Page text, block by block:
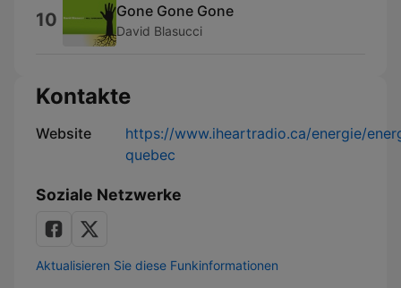
10 Gone Gone Gone
David Blasucci
Kontakte
Website
https://www.iheartradio.ca/energie/
quebec
Soziale Netzwerke
Aktualisieren Sie diese Funkinformationen